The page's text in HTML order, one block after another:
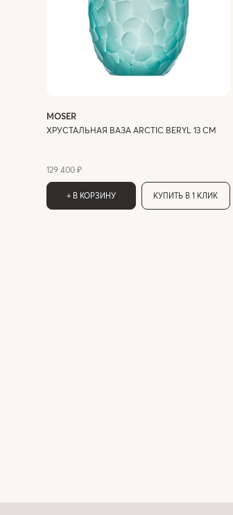
MOSER
ХРУСТАЛЬНАЯ ВАЗА ARCTIC BERYL 13 СМ
129 400 ₽
+ В КОРЗИНУ КУПИТЬ В 1 КЛИК